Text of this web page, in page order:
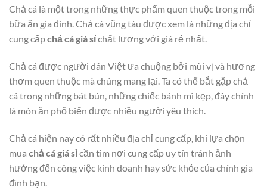
Chả cá là một trong những thực phẩm quen thuộc trong mỗi
bữa ăn gia đình. Chả cá vũng tàu được xem là những địa chỉ
cung cấpchả cá giá sỉchất lượng với giá rẻ nhất.
Chả cá được người dân Việt ưa chuộng bởi mùi vị và hương
thơm quen thuộc mà chúng mang lại. Ta có thể bắt gặp chả
cá trong những bát bún, những chiếc bánh mì kẹp, đây chính
là món ăn phổ biến được nhiều người yêu thích.
Chả cá hiện nay có rất nhiều địa chỉ cung cấp, khi lựa chọn
mua chả cá giá sỉcần tìm nơi cung cấp uy tín tránh ảnh
hưởng đến công việc kinh doanh hay sức khỏe của chính gia
đình bạn.